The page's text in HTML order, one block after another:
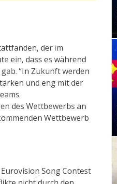
der im
ein, dass es während
“In Zukunft werden
und eng mit der
des Wettbewerbs an
Wettbewerb
Song Contest